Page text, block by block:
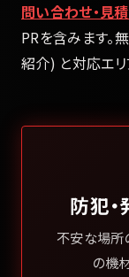
問い合わせ・見
PRを含みます。
紹介) と対応エリ
防犯
不安な場所
の機